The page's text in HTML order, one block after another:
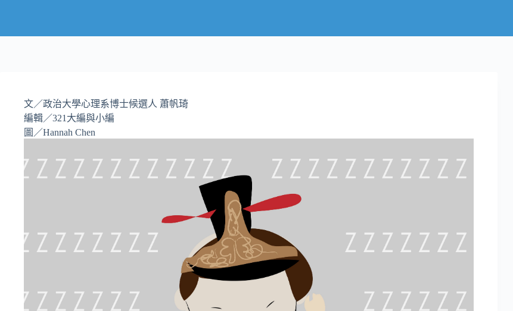
文／政治大學心理系博士候選人 蕭帆琦
編輯／321大編與小編
圖／Hannah Chen